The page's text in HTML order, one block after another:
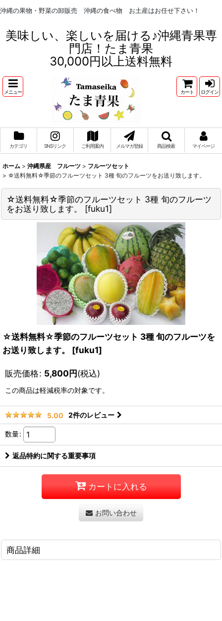
沖縄の果物・野菜の卸販売 沖縄の食べ物 お土産はお任せ下さい！
美味しい、楽しいを届ける♪沖縄青果専
門店！たま青果
30,000円以上送料無料
メニュー カート ログイン
カテゴリ SNSリンク ご利用案内 メルマガ登録 商品検索 マイページ
ホーム > 沖縄県産 フルーツ > フルーツセット
> ☆送料無料☆季節のフルーツセット 3種 旬のフルーツをお送り致します。
☆送料無料☆季節のフルーツセット 3種 旬のフルーツ
をお送り致します。
[fuku1]
☆送料無料☆季節のフルーツセット 3種 旬のフルーツを
お送り致します。
[fuku1]
販売価格: 5,800円(税込)
この商品は軽減税率の対象です。
5.00 2件のレビュー
数量:
返品特約に関する重要事項
カートに入れる
お問い合わせ
商品詳細